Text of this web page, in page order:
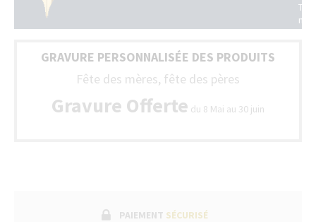
la
nos
GRAVURE PERSONNALISÉE DES PRODUITS
Fête des mères, fête des pères
Gravure Offerte du 8 Mai au 30 juin
PAIEMENT SÉCURISÉ